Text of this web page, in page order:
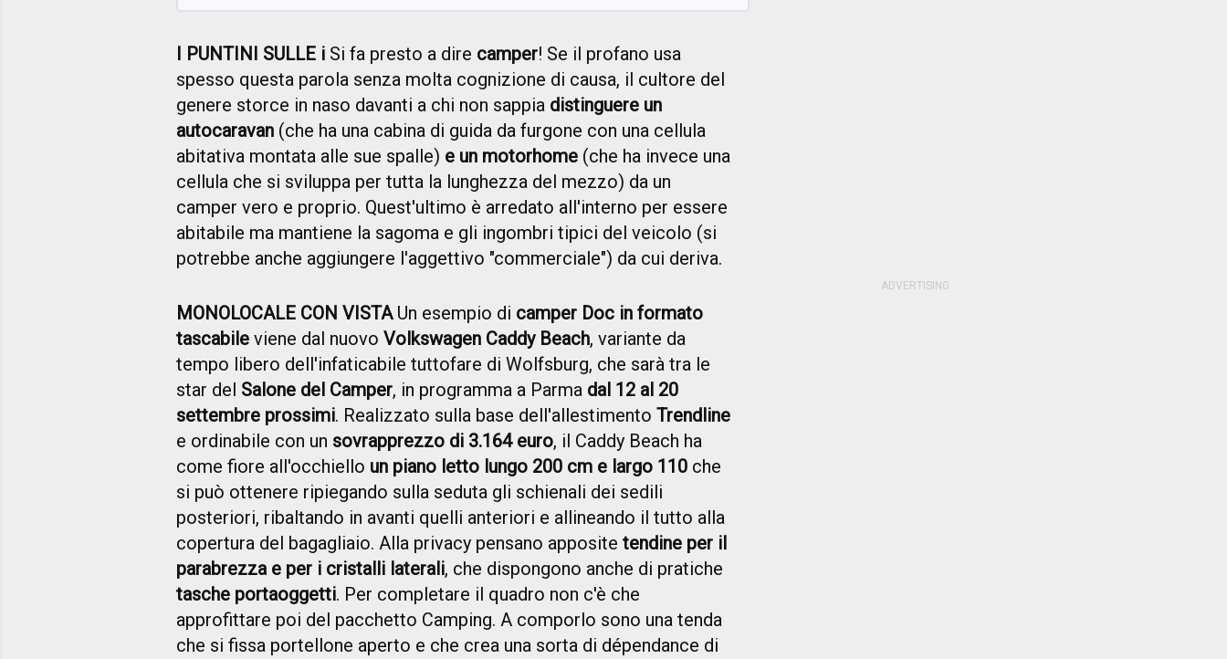
I PUNTINI SULLE i Si fa presto a dire camper! Se il profano usa
spesso questa parola senza molta cognizione di causa, il cultore del
genere storce in naso davanti a chi non sappia distinguere un
autocaravan (che ha una cabina di guida da furgone con una cellula
abitativa montata alle sue spalle) e un motorhome (che ha invece una
cellula che si sviluppa per tutta la lunghezza del mezzo) da un
camper vero e proprio. Quest'ultimo è arredato all'interno per essere
abitabile ma mantiene la sagoma e gli ingombri tipici del veicolo (si
potrebbe anche aggiungere l'aggettivo "commerciale") da cui deriva.
MONOLOCALE CON VISTAUn esempio di camper Doc in formato
tascabile viene dal nuovo Volkswagen Caddy Beach, variante da
tempo libero dell'infaticabile tuttofare di Wolfsburg, che sarà tra le
star del Salone del Camper, in programma a Parma dal 12 al 20
settembre prossimi. Realizzato sulla base dell'allestimento Trendline
e ordinabile con un sovrapprezzo di 3.164 euro, il Caddy Beach ha
come fiore all'occhiello un piano letto lungo 200 cm e largo 110 che
si può ottenere ripiegando sulla seduta gli schienali dei sedili
posteriori, ribaltando in avanti quelli anteriori e allineando il tutto alla
copertura del bagagliaio. Alla privacy pensano apposite tendine per il
parabrezza e per i cristalli laterali, che dispongono anche di pratiche
tasche portaoggetti. Per completare il quadro non c'è che
approfittare poi del pacchetto Camping. A comporlo sono una tenda
che si fissa portellone aperto e che crea una sorta di dépendance di